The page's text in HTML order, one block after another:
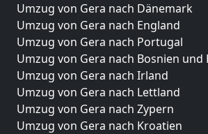
Umzug von Gera nach Dänemark
Umzug von Gera nach England
Umzug von Gera nach Portugal
Umzug von Gera nach Bosnien und
Umzug von Gera nach Irland
Umzug von Gera nach Lettland
Umzug von Gera nach Zypern
Umzug von Gera nach Kroatien